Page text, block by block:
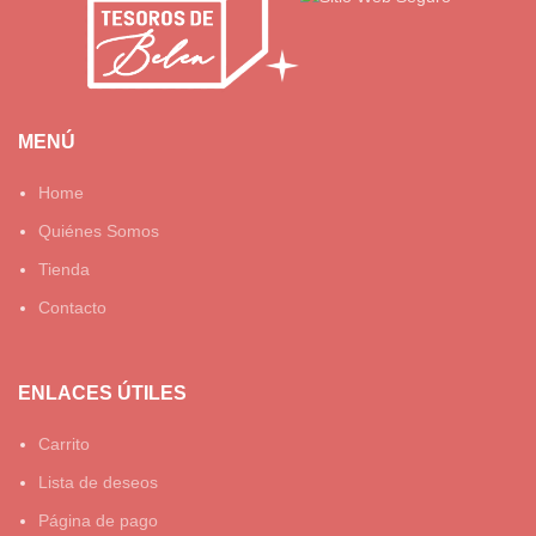
MENÚ
Home
Quiénes Somos
Tienda
Contacto
ENLACES ÚTILES
Carrito
Lista de deseos
Página de pago